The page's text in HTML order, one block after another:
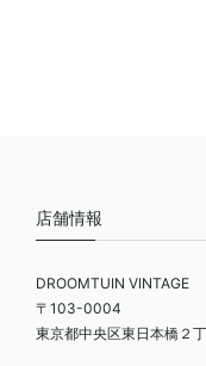
店舗情報
DROOMTUIN VINTAGE
〒103-0004
東京都中央区東日本橋２